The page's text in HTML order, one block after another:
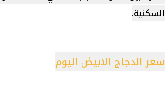
السكنية.
سعر الدجاج الابيض اليوم